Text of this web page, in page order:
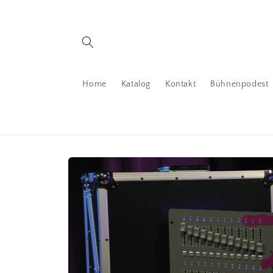
Home Katalog Kontakt Bühnenpodest
Zu
Produktinformationen
springen